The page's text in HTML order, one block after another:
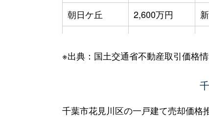
朝日ケ丘
2,600万円
朝日ケ丘
3,100万円
天戸町
720万円
※出典：国土交通省不動産取引価格
千葉市花見川区の一戸建て売却価格